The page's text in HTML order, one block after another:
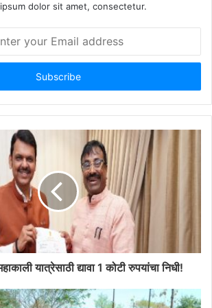
dolor sit amet, consectetur.
यात्रेसाठी द्यावा 1 कोटी रुपयांचा निधी!